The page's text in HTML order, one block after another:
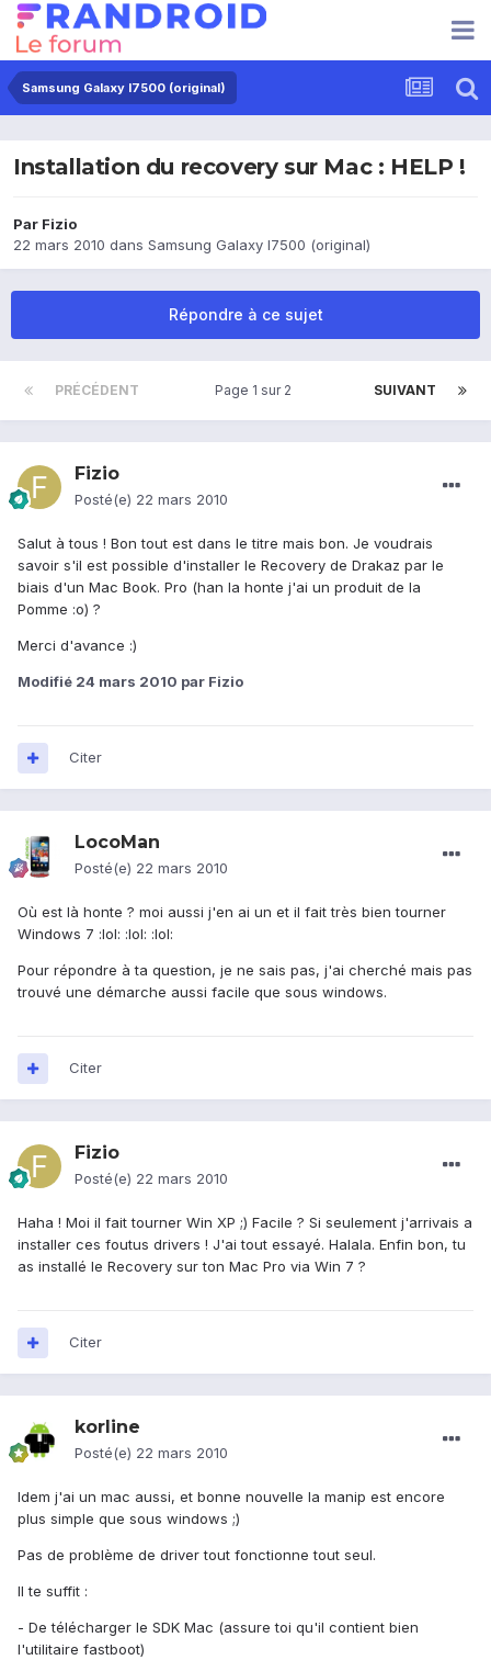
Samsung Galaxy I7500 (original)
Installation du recovery sur Mac : HELP !
Par Fizio
22 mars 2010 dans Samsung Galaxy I7500 (original)
Répondre à ce sujet
PRÉCÉDENT SUIVANT
Page 1 sur 2
Fizio
Posté(e) 22 mars 2010
Salut à tous ! Bon tout est dans le titre mais bon. Je voudrais
savoir s'il est possible d'installer le Recovery de Drakaz par le
biais d'un Mac Book. Pro (han la honte j'ai un produit de la
Pomme :o) ?
Merci d'avance :)
Modifié 24 mars 2010 par Fizio
Citer
LocoMan
Posté(e) 22 mars 2010
Où est là honte ? moi aussi j'en ai un et il fait très bien tourner
Windows 7 :lol: :lol: :lol:
Pour répondre à ta question, je ne sais pas, j'ai cherché mais pas
trouvé une démarche aussi facile que sous windows.
Citer
Fizio
Posté(e) 22 mars 2010
Haha ! Moi il fait tourner Win XP ;) Facile ? Si seulement j'arrivais a
installer ces foutus drivers ! J'ai tout essayé. Halala. Enfin bon, tu
as installé le Recovery sur ton Mac Pro via Win 7 ?
Citer
korline
Posté(e) 22 mars 2010
Idem j'ai un mac aussi, et bonne nouvelle la manip est encore
plus simple que sous windows ;)
Pas de problème de driver tout fonctionne tout seul.
Il te suffit :
- De télécharger le SDK Mac (assure toi qu'il contient bien
l'utilitaire fastboot)